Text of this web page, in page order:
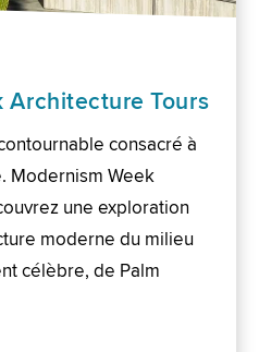
Architecture Tours
consacré à
Modernism Week
une exploration
moderne du milieu
célèbre, de Palm